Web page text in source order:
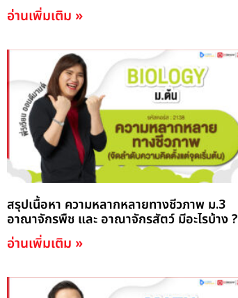
อ่านเพิ่มเติม »
สรุปเนื้อหา ความหลากหลายทางชีวภาพ ม.3
อาณาจักรพืช และ อาณาจักรสัตว์ มีอะไรบ้าง ?
อ่านเพิ่มเติม »